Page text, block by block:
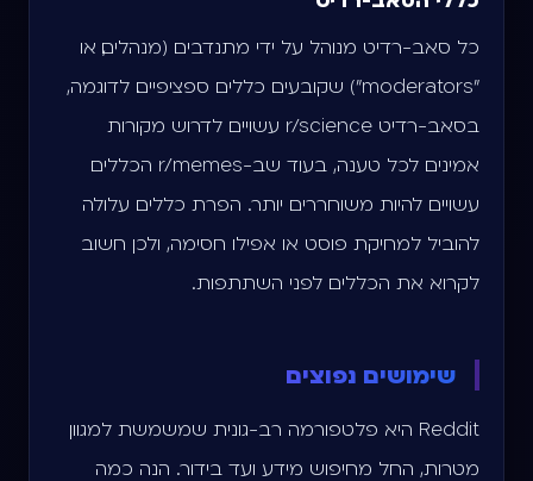
כל סאב-רדיט מנוהל על ידי מתנדבים (מנהלים, או
"moderators") שקובעים כללים ספציפיים. לדוגמה,
בסאב-רדיט r/science עשויים לדרוש מקורות
אמינים לכל טענה, בעוד שב-r/memes הכללים
עשויים להיות משוחררים יותר. הפרת כללים עלולה
להוביל למחיקת פוסט או אפילו חסימה, ולכן חשוב
לקרוא את הכללים לפני השתתפות.
שימושים נפוצים
Reddit היא פלטפורמה רב-גונית שמשמשת למגוון
מטרות, החל מחיפוש מידע ועד בידור. הנה כמה